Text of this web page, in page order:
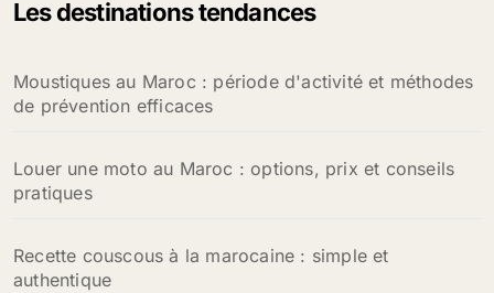
Les destinations tendances
Moustiques au Maroc : période d'activité et méthodes
de prévention efficaces
Louer une moto au Maroc : options, prix et conseils
pratiques
Recette couscous à la marocaine : simple et
authentique